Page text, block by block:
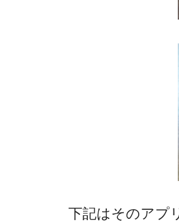
下記はそのアプ